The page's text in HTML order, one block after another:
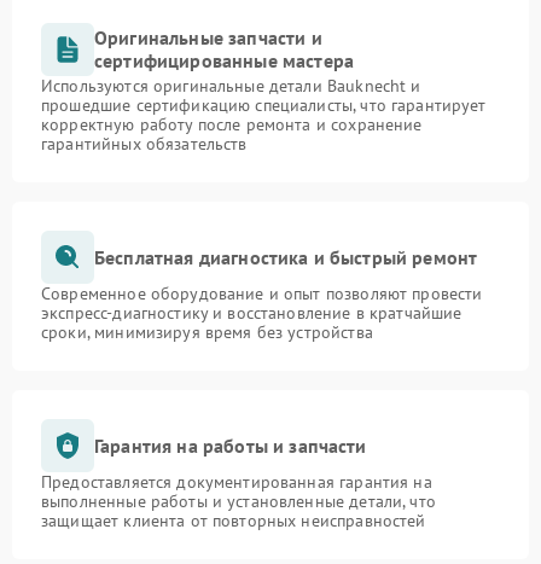
Оригинальные запчасти и
сертифицированные мастера
Используются оригинальные детали Bauknecht и
прошедшие сертификацию специалисты, что гарантирует
корректную работу после ремонта и сохранение
гарантийных обязательств
Бесплатная диагностика и быстрый ремонт
Современное оборудование и опыт позволяют провести
экспресс-диагностику и восстановление в кратчайшие
сроки, минимизируя время без устройства
Гарантия на работы и запчасти
Предоставляется документированная гарантия на
выполненные работы и установленные детали, что
защищает клиента от повторных неисправностей